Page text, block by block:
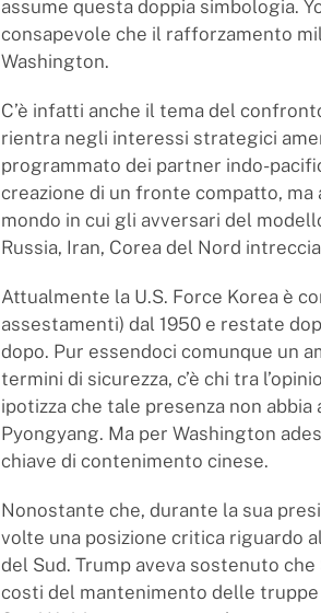
assume questa doppia simbologia.
consapevole che il rafforzamento
Washington.
C’è infatti anche il tema del
rientra negli interessi strategici
programmato dei partner indo-
creazione di un fronte compatto,
mondo in cui gli avversari del
Russia, Iran, Corea del Nord
Attualmente la U.S. Force Korea è
assestamenti) dal 1950 e restate
dopo. Pur essendoci comunque un
termini di sicurezza, c’è chi tra
ipotizza che tale presenza non
Pyongyang. Ma per Washington
chiave di contenimento cinese.
Nonostante che, durante la sua
volte una posizione critica riguardo
del Sud. Trump aveva sostenuto
costi del mantenimento delle